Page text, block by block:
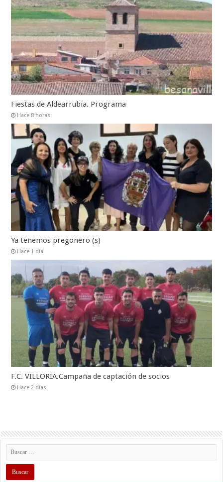
Fiestas de Aldearrubia. Programa
Hace 8 horas
Ya tenemos pregonero (s)
Hace 1 día
F.C. VILLORIA.Campaña de captación de socios
Hace 2 días